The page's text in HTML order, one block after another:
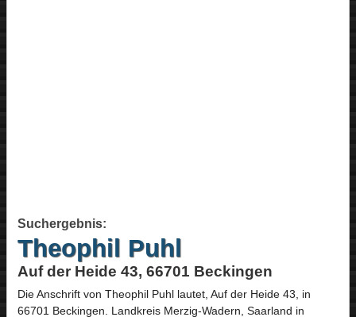
Suchergebnis:
Theophil Puhl
Auf der Heide 43, 66701 Beckingen
Die Anschrift von Theophil Puhllautet, Auf der Heide 43, in
66701 Beckingen. Landkreis Merzig-Wadern, Saarland in